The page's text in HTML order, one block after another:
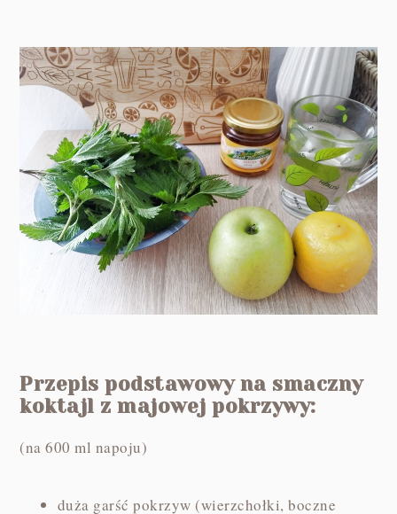
Przepis podstawowy na smaczny
koktajl z majowej pokrzywy:
(na 600 ml napoju)
duża garść pokrzyw (wierzchołki, boczne